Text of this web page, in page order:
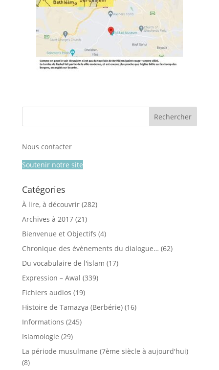
Nous contacter
Soutenir notre site
Catégories
À lire, à découvrir(282)
Archives à 2017(21)
Bienvenue et Objectifs (4)
Chronique des évènements du dialogue… (62)
Du vocabulaire de l'islam (17)
Expression – Awal (339)
Fichiers audios (19)
Histoire de Tamazɣa (Berbérie)(16)
Informations (245)
Islamologie (29)
La période musulmane (7ème siècle à aujourd'hui)
(8)